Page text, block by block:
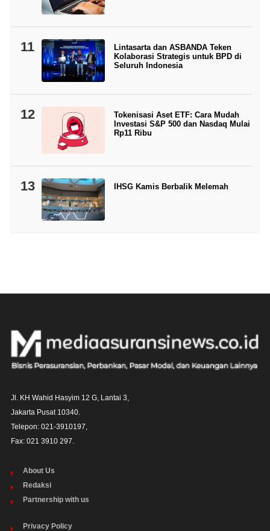
11
Lintasarta dan ASBANDA Teken
Kolaborasi Strategis untuk BPD di
Seluruh Indonesia
12
Tokenisasi Aset ETF: Cara Mudah
Investasi S&P 500 dan Nasdaq Mulai
Rp11 Ribu
13 IHSG Kamis Berbalik Melemah
Jl. KH Wahid Hasyim 12 G, Lantai 3,
Jakarta Pusat 10340.
Telepon: 021-3910197,
Fax: 021 3910 297.
About Us
Redaksi
Partnership with us
Privacy Policy